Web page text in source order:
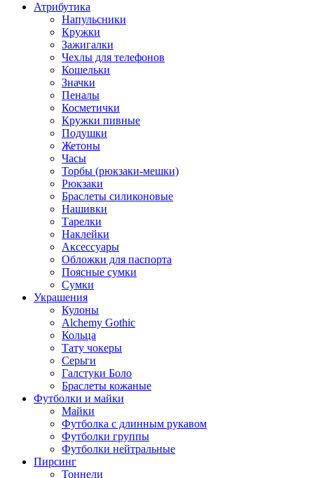
Атрибутика
Напульсники
Кружки
Зажигалки
Чехлы для телефонов
Кошельки
Значки
Пеналы
Косметички
Кружки пивные
Подушки
Жетоны
Часы
Торбы (рюкзаки-мешки)
Рюкзаки
Браслеты силиконовые
Нашивки
Тарелки
Наклейки
Аксессуары
Обложки для паспорта
Поясные сумки
Сумки
Украшения
Кулоны
Alchemy Gothic
Кольца
Тату чокеры
Серьги
Галстуки Боло
Браслеты кожаные
Футболки и майки
Майки
Футболка с длинным рукавом
Футболки группы
Футболки нейтральные
Пирсинг
Тоннели